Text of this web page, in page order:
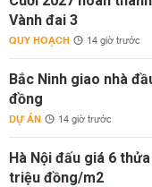
Vành đai 3
QUY HOẠCH 14 giờ trước
Bắc Ninh giao nhà
đồng
DỰ ÁN 14 giờ trước
Hà Nội đấu giá 6
triệu đồng/m2